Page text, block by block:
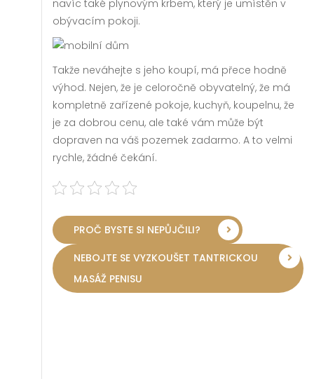
navíc také plynovým krbem, který je umístěn v
obývacím pokoji.
Takže neváhejte s jeho koupí, má přece hodně
výhod. Nejen, že je celoročně obyvatelný, že má
kompletně zařízené pokoje, kuchyň, koupelnu, že
je za dobrou cenu, ale také vám může být
dopraven na váš pozemek zadarmo. A to velmi
rychle, žádné čekání.
PROČ BYSTE SI NEPŮJČILI?
NEBOJTE SE VYZKOUŠET TANTRICKOU
MASÁŽ PENISU